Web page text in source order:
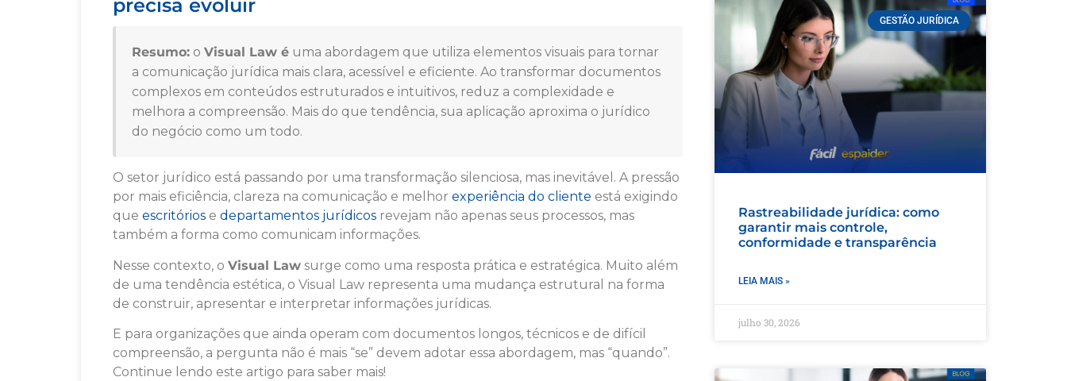
precisa evoluir
Resumo: o Visual Law é uma abordagem que utiliza elementos visuais para tornar
a comunicação jurídica mais clara, acessível e eficiente. Ao transformar documentos
complexos em conteúdos estruturados e intuitivos, reduz a complexidade e
melhora a compreensão. Mais do que tendência, sua aplicação aproxima o jurídico
do negócio como um todo.
O setor jurídico está passando por uma transformação silenciosa, mas inevitável. A pressão
por mais eficiência, clareza na comunicação e melhor experiência do cliente está exigindo
que escritórios e departamentos jurídicos revejam não apenas seus processos, mas
também a forma como comunicam informações.
Nesse contexto, o Visual Law surge como uma resposta prática e estratégica. Muito além
de uma tendência estética, o Visual Law representa uma mudança estrutural na forma
de construir, apresentar e interpretar informações jurídicas.
E para organizações que ainda operam com documentos longos, técnicos e de difícil
compreensão, a pergunta não é mais “se” devem adotar essa abordagem, mas “quando”.
Continue lendo este artigo para saber mais!
GESTÃO JURÍDICA
Rastreabilidade jurídica: como
garantir mais controle,
conformidade e transparência
LEIA MAIS »
julho 30, 2026